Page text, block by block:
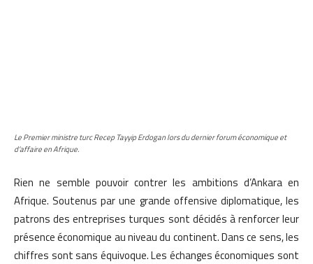
Le Premier ministre turc Recep Tayyip Erdogan lors du dernier forum économique et
d’affaire en Afrique.
Rien ne semble pouvoir contrer les ambitions d’Ankara en
Afrique. Soutenus par une grande offensive diplomatique, les
patrons des entreprises turques sont décidés à renforcer leur
présence économique au niveau du continent. Dans ce sens, les
chiffres sont sans équivoque. Les échanges économiques sont